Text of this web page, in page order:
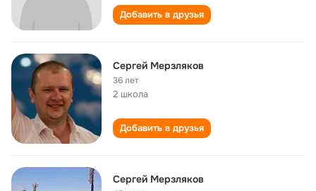
Добавить в друзья
Сергей Мерзляков
36 лет
2 школа
Добавить в друзья
Сергей Мерзляков